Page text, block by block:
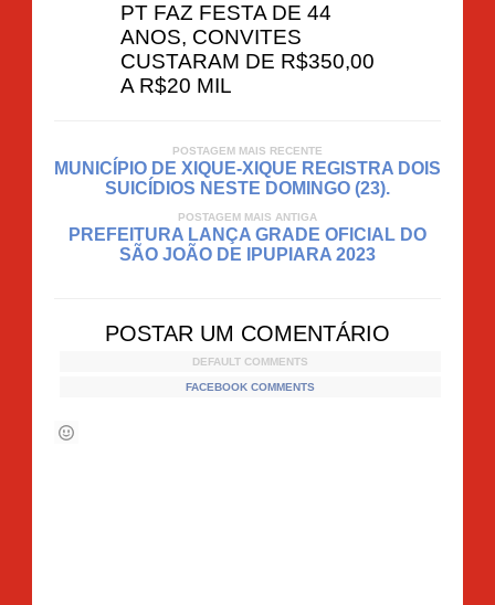
PT FAZ FESTA DE 44
ANOS, CONVITES
CUSTARAM DE R$350,00
A R$20 MIL
POSTAGEM MAIS RECENTE
MUNICÍPIO DE XIQUE-XIQUE REGISTRA DOIS
SUICÍDIOS NESTE DOMINGO (23).
POSTAGEM MAIS ANTIGA
PREFEITURA LANÇA GRADE OFICIAL DO
SÃO JOÃO DE IPUPIARA 2023
POSTAR UM COMENTÁRIO
DEFAULT COMMENTS
FACEBOOK COMMENTS